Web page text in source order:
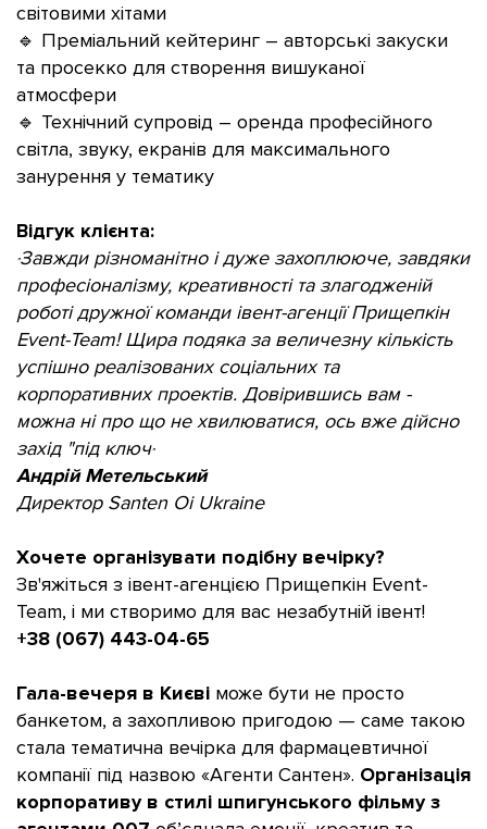
світовими хітами
🔹 Преміальний кейтеринг – авторські закуски
та просекко для створення вишуканої
атмосфери
🔹 Технічний супровід – оренда професійного
світла, звуку, екранів для максимального
занурення у тематику
Відгук клієнта:
"Завжди різноманітно і дуже захоплююче, завдяки
професіоналізму, креативності та злагодженій
роботі дружної команди івент-агенції Прищепкін
Event-Team! Щира подяка за величезну кількість
успішно реалізованих соціальних та
корпоративних проектів. Довірившись вам -
можна ні про що не хвилюватися, ось вже дійсно
захід "під ключ"
Андрій Метельський
Директор Santen Oi Ukraine
Хочете організувати подібну вечірку?
Зв'яжіться з івент-агенцією Прищепкін Event-
Team, і ми створимо для вас незабутній івент!
+38 (067) 443-04-65
Гала-вечеря в Києві може бути не просто
банкетом, а захопливою пригодою — саме такою
стала тематична вечірка для фармацевтичної
компанії під назвою «Агенти Сантен». Організація
корпоративу в стилі шпигунського фільму з